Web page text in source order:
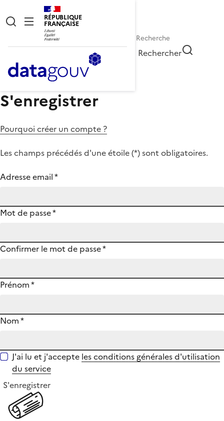
RÉPUBLIQUE
FRANÇAISE
Rechercher
S'enregistrer
Pourquoi créer un compte ?
Les champs précédés d'une étoile (*) sont obligatoires.
Adresse email*
Mot de passe*
Confirmer le mot de passe*
Prénom*
Nom*
J'ai lu et j'accepte les conditions générales d'utilisation
du service
S'enregistrer